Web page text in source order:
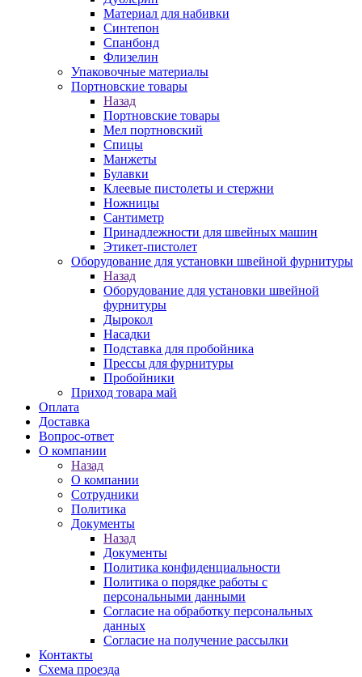
Материал для набивки
Синтепон
Спанбонд
Флизелин
Упаковочные материалы
Портновские товары
Назад
Портновские товары
Мел портновский
Спицы
Манжеты
Булавки
Клеевые пистолеты и стержни
Ножницы
Сантиметр
Принадлежности для швейных машин
Этикет-пистолет
Оборудование для установки швейной фурнитуры
Назад
Оборудование для установки швейной
фурнитуры
Дырокол
Насадки
Подставка для пробойника
Прессы для фурнитуры
Пробойники
Приход товара май
Оплата
Доставка
Вопрос-ответ
О компании
Назад
О компании
Сотрудники
Политика
Документы
Назад
Документы
Политика конфиденциальности
Политика о порядке работы с
персональными данными
Согласие на обработку персональных
данных
Согласие на получение рассылки
Контакты
Схема проезда